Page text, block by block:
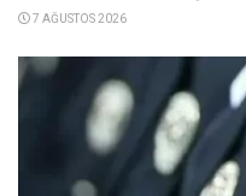
7 AĞUSTOS 2026